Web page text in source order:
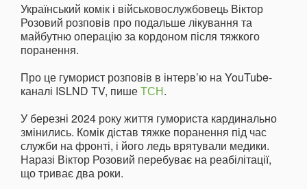
Український комік і військовослужбовець Віктор
Розовий розповів про подальше лікування та
майбутню операцію за кордоном після тяжкого
поранення.
Про це гуморист розповів в інтерв’ю на YouTube-
каналі ISLND TV, пишеТСН.
У березні 2024 року життя гумориста кардинально
змінились. Комік дістав тяжке поранення під час
служби на фронті, і його ледь врятували медики.
Наразі Віктор Розовий перебуває на реабілітації,
що триває два роки.